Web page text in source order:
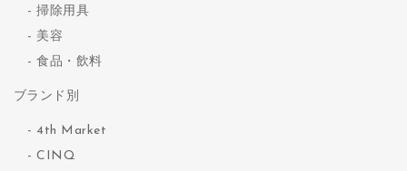
掃除用具
美容
食品・飲料
ブランド別
4th Market
CINQ